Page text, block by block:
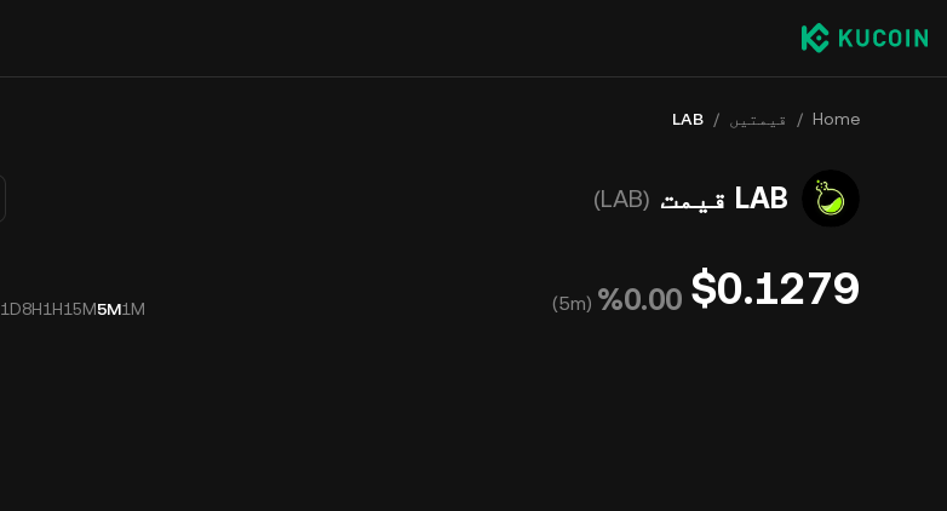
Home
/ قیمتیں /
LAB
LAB قیمت (LAB)
$0.1279
‮‭0.00‬%‬
(
5m
)
1M
5M
15M
1H
8H
1D